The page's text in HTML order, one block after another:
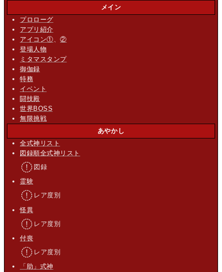
メイン
プロローグ
アプリ紹介
アイコン①、②
登場人物
ミタマスタンプ
御伽録
特務
イベント
闘技殿
世界BOSS
無限挑戦
あやかし
全式神リスト
図録順全式神リスト
図録
霊験
レア度別
怪異
レア度別
付喪
レア度別
「助」式神